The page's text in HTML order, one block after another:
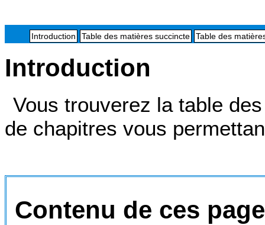
Introduction Table des matières succincte Table des
Introduction
Vous trouverez la table
de chapitres vous
Contenu de ces